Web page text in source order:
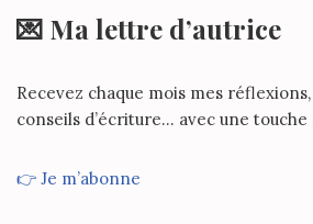
💌 Ma lettre d’autrice
Recevez chaque mois mes
conseils d’écriture… avec une touche
👉 Je m’abonne